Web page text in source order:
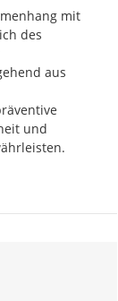
mit
des
aus
und